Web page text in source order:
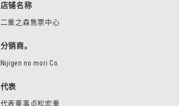
店铺名称
二重之森售票中心
分销商。
Nijigen no mori Co.
代表
代表董事贞松宏重